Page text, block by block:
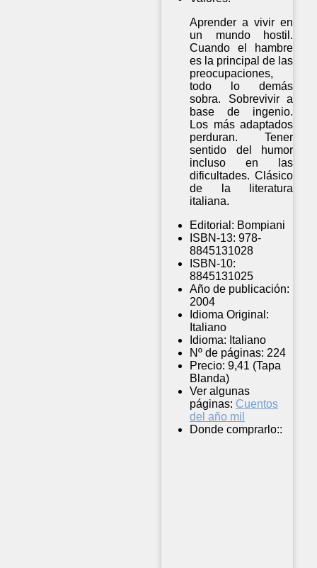
Aprender a vivir en
un mundo hostil.
Cuando el hambre
es la principal de las
preocupaciones,
todo lo demás
sobra. Sobrevivir a
base de ingenio.
Los más adaptados
perduran. Tener
sentido del humor
incluso en las
dificultades. Clásico
de la literatura
italiana.
Editorial: Bompiani
ISBN-13: 978-
8845131028
ISBN-10:
8845131025
Año de publicación:
2004
Idioma Original:
Italiano
Idioma: Italiano
Nº de páginas: 224
Precio: 9,41 (Tapa
Blanda)
Ver algunas
páginas: Cuentos
del año mil
Donde comprarlo::